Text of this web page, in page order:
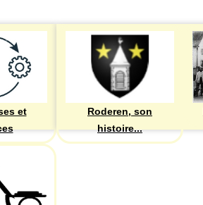
et
Roderen, son
histoire...